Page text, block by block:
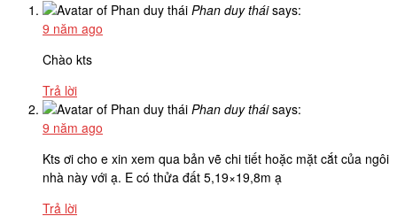
Phan duy thái says:
9 năm ago
Chào kts
Trả lời
Phan duy thái says:
9 năm ago
Kts ơi cho e xin xem qua bản vẽ chi tiết hoặc mặt cắt của ngôi
nhà này với ạ. E có thửa đất 5,19×19,8m ạ
Trả lời